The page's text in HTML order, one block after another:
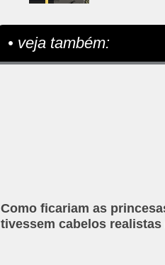
• veja também:
Como ficariam as
tivessem cabelos realistas